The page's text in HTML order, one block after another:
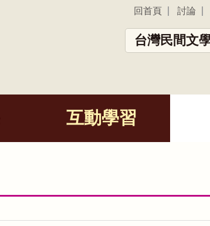
回首頁 討論
台灣民間文
互動學習